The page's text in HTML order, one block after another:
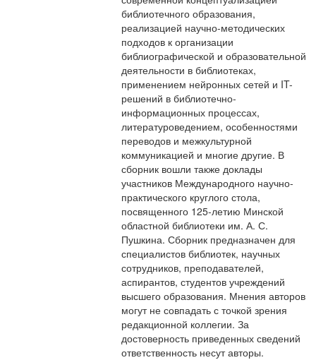
библиотечного образования,
реализацией научно-методических
подходов к организации
библиографической и образовательной
деятельности в библиотеках,
применением нейронных сетей и IT-
решений в библиотечно-
информационных процессах,
литературоведением, особенностями
переводов и межкультурной
коммуникацией и многие другие. В
сборник вошли также доклады
участников Международного научно-
практического круглого стола,
посвященного 125-летию Минской
областной библиотеки им. А. С.
Пушкина. Сборник предназначен для
специалистов библиотек, научных
сотрудников, преподавателей,
аспирантов, студентов учреждений
высшего образования. Мнения авторов
могут не совпадать с точкой зрения
редакционной коллегии. За
достоверность приведенных сведений
ответственность несут авторы.